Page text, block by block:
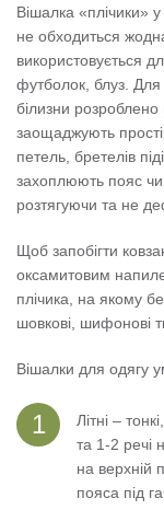
Вішалка «плічики»
не обходиться
використовується
футболок, блуз. Для
білизни
заощаджують
петель, бретелів
захоплюють пояс чи
розтягуючи та не
Щоб запобігти
оксамитовим
плічика, на якому
шовкові, шифонові
Вішалки для одягу
Літні –
та 1-2 речі
на верхній
пояса під